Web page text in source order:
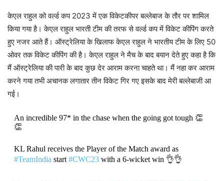
केएल राहुल को वर्ल्ड कप 2023 में एक विकेटकीपर बल्लेबाज के तौर पर शामिल
किया गया है। केएल राहुल भारती टीम की तरफ से वर्ल्ड कप में विकेट कीपिंग करते
हुए नजर आते हैं। ऑस्ट्रेलिया के खिलाफ केएल राहुल ने भारतीय टीम के लिए 50
ओवर तक विकेट कीपिंग की है। केएल राहुल ने मैच के बाद बयान देते हुए कहा है कि
मैं ऑस्ट्रेलिया की पारी के बाद कुछ देर आराम करना चाहते था। मैं नहा कर आराम
करने गया तभी अचानक लगातार तीन विकेट गिर गए इसके बाद मेरी बल्लेबाजी आ
गई।
An incredible 97* in the chase when the going got tough 👏
👏
KL Rahul receives the Player of the Match award as
#TeamIndia start #CWC23with a 6-wicket win 👌👌